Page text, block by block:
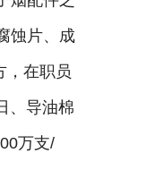
蚀片、成
，在职员
、导油棉
万支/